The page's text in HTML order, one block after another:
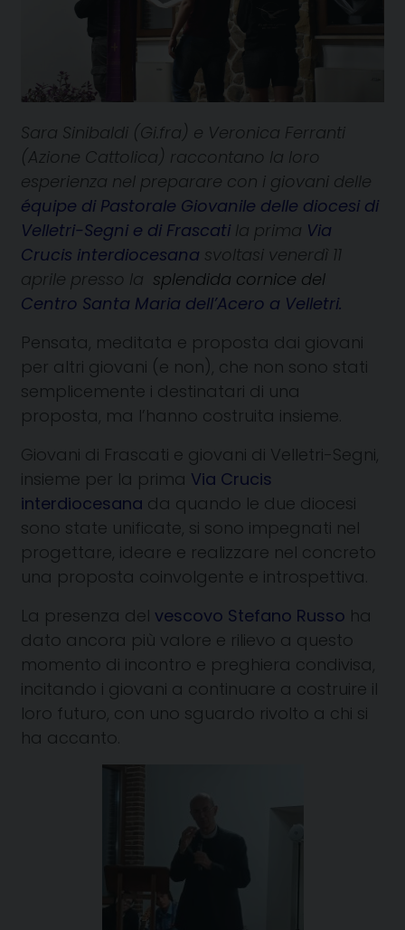
Sara Sinibaldi (Gi.fra) e Veronica Ferranti
(Azione Cattolica) raccontano la loro
esperienza nel preparare con i giovani delle
équipe di Pastorale Giovanile delle diocesi di
Velletri-Segni e di Frascati la prima Via
Crucis interdiocesana svoltasi venerdì 11
aprile presso la splendida cornice del
Centro Santa Maria dell’Acero a Velletri.
Pensata, meditata e proposta dai giovani
per altri giovani (e non), che non sono stati
semplicemente i destinatari di una
proposta, ma l’hanno costruita insieme.
Giovani di Frascati e giovani di Velletri-Segni,
insieme per la prima Via Crucis
interdiocesana da quando le due diocesi
sono state unificate, si sono impegnati nel
progettare, ideare e realizzare nel concreto
una proposta coinvolgente e introspettiva.
La presenza del vescovo Stefano Russo ha
dato ancora più valore e rilievo a questo
momento di incontro e preghiera condivisa,
incitando i giovani a continuare a costruire il
loro futuro, con uno sguardo rivolto a chi si
ha accanto.